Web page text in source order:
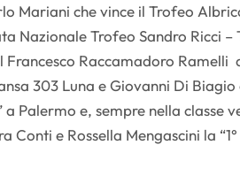
Mariani che vince il Trofeo
Nazionale Trofeo Sandro Ricci
Raccamadoro Ramelli
303 Luna e Giovanni Di Biagio
a Palermo e, sempre nella classe
Conti e Rossella Mengascini la